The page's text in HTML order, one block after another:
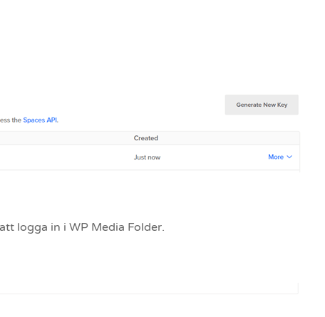
logga in i WP Media Folder.